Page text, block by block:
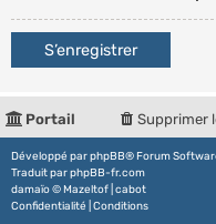
S’enregistrer
Portail Supprimer
Développé parphpBB® Forum
Traduit parphpBB-fr.com
damaïo © Mazeltof cabot
Confidentialité Conditions